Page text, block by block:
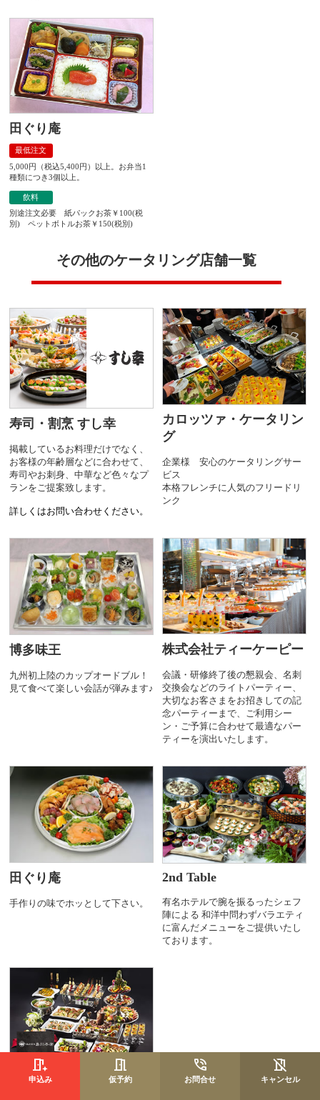
申込み 仮予約 お問合せ キャンセル
田ぐり庵
最低注文
5,000円（税込5,400円）以上。お弁当1
種類につき3個以上。
飲料
別途注文必要 紙パックお茶￥100(税
別) ペットボトルお茶￥150(税別)
その他のケータリング店舗一覧
寿司・割烹 すし幸
掲載しているお料理だけでなく、
お客様の年齢層などに合わせて、
寿司やお刺身、中華など色々なプ
ランをご提案致します。
詳しくはお問い合わせください。
カロッツァ・ケータリン
グ
企業様 安心のケータリングサー
ビス
本格フレンチに人気のフリードリ
ンク
博多味王
九州初上陸のカップオードブル！
見て食べて楽しい会話が弾みます♪
株式会社ティーケーピー
会議・研修終了後の懇親会、名刺
交換会などのライトパーティー、
大切なお客さまをお招きしての記
念パーティーまで、ご利用シー
ン・ご予算に合わせて最適なパー
ティーを演出いたします。
田ぐり庵
手作りの味でホッとして下さい。
2nd Table
有名ホテルで腕を振るったシェフ
陣による 和洋中問わずバラエティ
に富んだメニューをご提供いたし
ております。
島川本店